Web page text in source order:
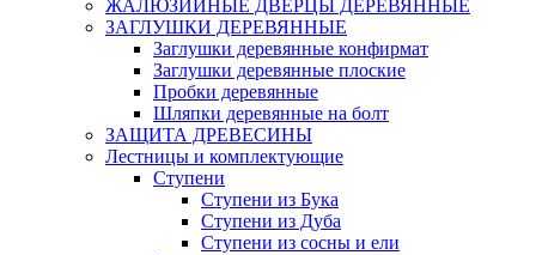
ЖАЛЮЗИЙНЫЕ ДВЕРЦЫ ДЕРЕВЯННЫЕ
ЗАГЛУШКИ ДЕРЕВЯННЫЕ
Заглушки деревянные конфирмат
Заглушки деревянные плоские
Пробки деревянные
Шляпки деревянные на болт
ЗАЩИТА ДРЕВЕСИНЫ
Лестницы и комплектующие
Ступени
Ступени из Бука
Ступени из Дуба
Ступени из сосны и ели